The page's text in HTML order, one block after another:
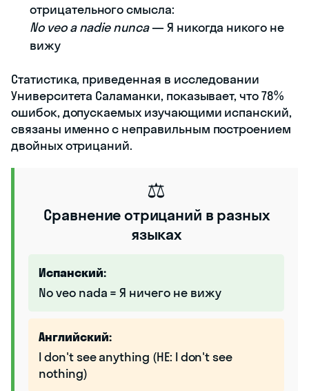
отрицательного смысла:
No veo a nadie nunca— Я никогда никого не
вижу
Статистика, приведенная в исследовании
Университета Саламанки, показывает, что 78%
ошибок, допускаемых изучающими испанский,
связаны именно с неправильным построением
двойных отрицаний.
⚖️
Сравнение отрицаний в разных
языках
Испанский:
No veo nada = Я ничего не вижу
Английский:
I don't see anything (НЕ: I don't see
nothing)